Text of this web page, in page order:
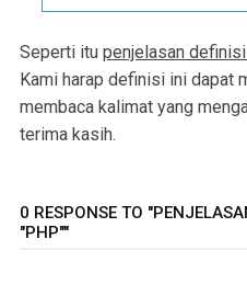
Seperti itu penjelasan
Kami harap definisi ini dapat
membaca kalimat yang
terima kasih.
0 RESPONSE TO
"PHP""